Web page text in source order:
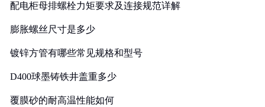
配电柜母排螺栓力矩要求及连接规范详解
膨胀螺丝尺寸是多少
镀锌方管有哪些常见规格和型号
D400球墨铸铁井盖重多少
覆膜砂的耐高温性能如何